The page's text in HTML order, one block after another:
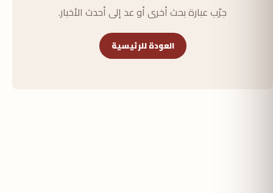
جرّب عبارة بحث أخرى أو عد إلى أحدث الأخبار.
العودة للرئيسية